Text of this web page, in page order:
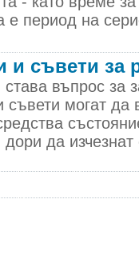
е период на
и съвети за
въпрос за
съвети могат
да